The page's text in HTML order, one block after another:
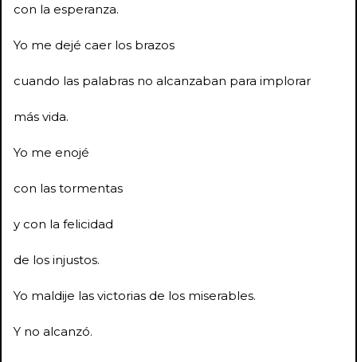
con la esperanza.
Yo me dejé caer los brazos
cuando las palabras no alcanzaban para implorar
más vida.
Yo me enojé
con las tormentas
y con la felicidad
de los injustos.
Yo maldije las victorias de los miserables.
Y no alcanzó.